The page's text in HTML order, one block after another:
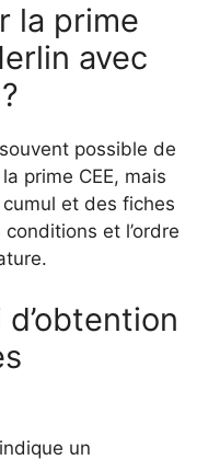
la prime
avec
possible de
prime CEE, mais
et des fiches
et l’ordre
un